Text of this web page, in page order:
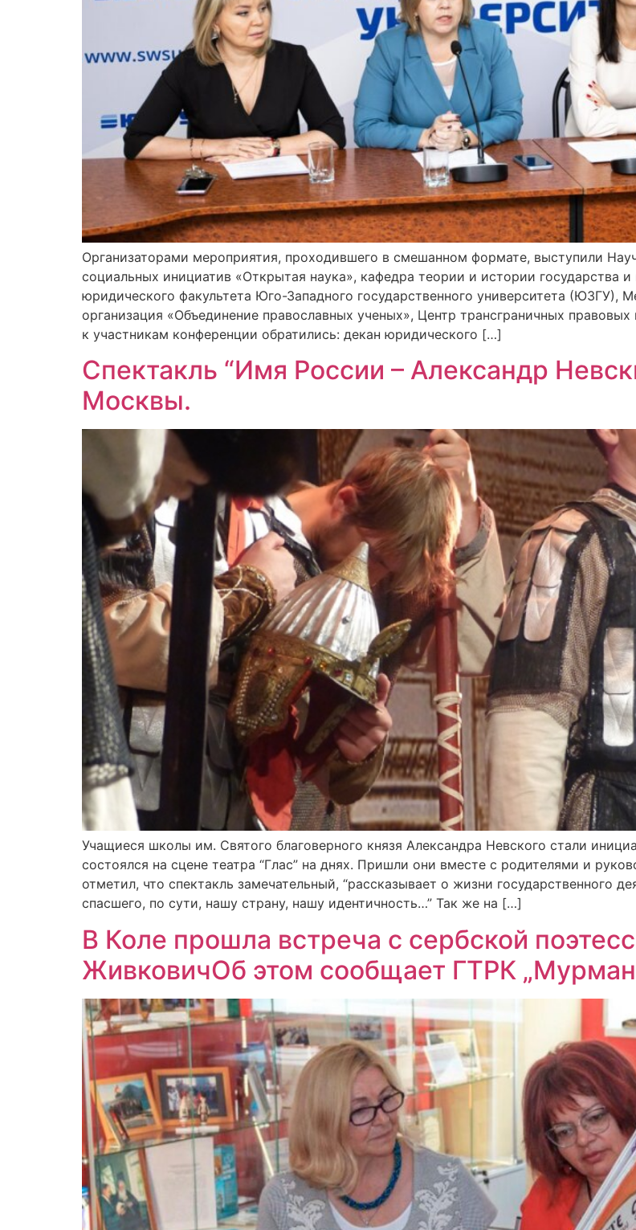
Организаторами мероприятия, проходившего в смешанном формате, выступили
социальных инициатив «Открытая наука», кафедра теории и истории государства
юридического факультета Юго-Западного государственного университета (ЮЗГУ),
организация «Объединение православных ученых», Центр трансграничных
к участникам конференции обратились: декан юридического […]
Спектакль “Имя России – Александр
Москвы.
Учащиеся школы им. Святого благоверного князя Александра Невского стали
состоялся на сцене театра “Глас” на днях. Пришли они вместе с родителями и
отметил, что спектакль замечательный, “рассказывает о жизни государственного
спасшего, по сути, нашу страну, нашу идентичность…” Так же на […]
В Коле прошла встреча с сербской
ЖивковичОб этом сообщает ГТРК